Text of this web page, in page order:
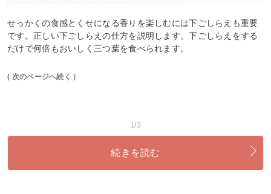
せっかくの食感とくせになる香りを楽しむには下ごしらえも重要
です。正しい下ごしらえの仕方を説明します。下ごしらえをする
だけで何倍もおいしく三つ葉を食べられます。
( 次のページへ続く )
1/3
続きを読む